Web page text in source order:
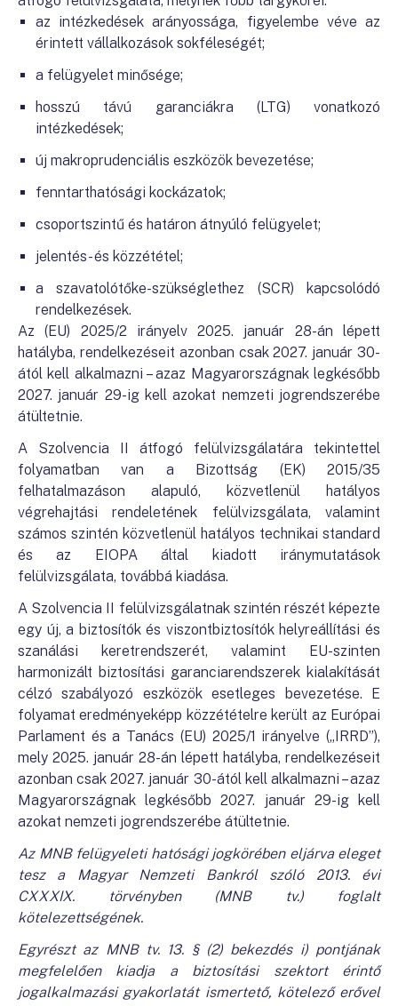
az intézkedések arányossága, figyelembe véve az
érintett vállalkozások sokféleségét;
a felügyelet minősége;
hosszú távú garanciákra (LTG) vonatkozó
intézkedések;
új makroprudenciális eszközök bevezetése;
fenntarthatósági kockázatok;
csoportszintű és határon átnyúló felügyelet;
jelentés- és közzététel;
a szavatolótőke-szükséglethez (SCR) kapcsolódó
rendelkezések.
Az (EU) 2025/2 irányelv 2025. január 28-án lépett
hatályba, rendelkezéseit azonban csak 2027. január 30-
ától kell alkalmazni – azaz Magyarországnak legkésőbb
2027. január 29-ig kell azokat nemzeti jogrendszerébe
átültetnie.
A Szolvencia II átfogó felülvizsgálatára tekintettel
folyamatban van a Bizottság (EK) 2015/35
felhatalmazáson alapuló, közvetlenül hatályos
végrehajtási rendeletének felülvizsgálata, valamint
számos szintén közvetlenül hatályos technikai standard
és az EIOPA által kiadott iránymutatások
felülvizsgálata, továbbá kiadása.
A Szolvencia II felülvizsgálatnak szintén részét képezte
egy új, a biztosítók és viszontbiztosítók helyreállítási és
szanálási keretrendszerét, valamint EU-szinten
harmonizált biztosítási garanciarendszerek kialakítását
célzó szabályozó eszközök esetleges bevezetése. E
folyamat eredményeképp közzétételre került az Európai
Parlament és a Tanács (EU) 2025/1 irányelve („IRRD”),
mely 2025. január 28-án lépett hatályba, rendelkezéseit
azonban csak 2027. január 30-ától kell alkalmazni – azaz
Magyarországnak legkésőbb 2027. január 29-ig kell
azokat nemzeti jogrendszerébe átültetnie.
Az MNB felügyeleti hatósági jogkörében eljárva eleget
tesz a Magyar Nemzeti Bankról szóló 2013. évi
CXXXIX. törvényben (MNB tv.) foglalt
kötelezettségének.
Egyrészt az MNB tv. 13. § (2) bekezdés i) pontjának
megfelelően kiadja a biztosítási szektort érintő
jogalkalmazási gyakorlatát ismertető, kötelező erővel